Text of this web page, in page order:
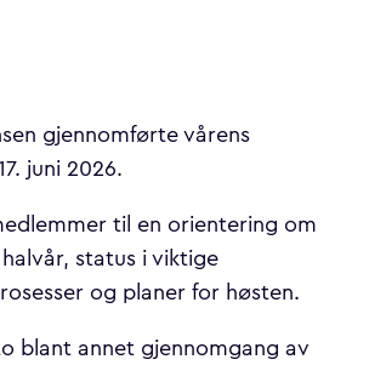
gjennomførte vårens
juni 2026.
til en orientering om
status i viktige
og planer for høsten.
blant annet gjennomgang av